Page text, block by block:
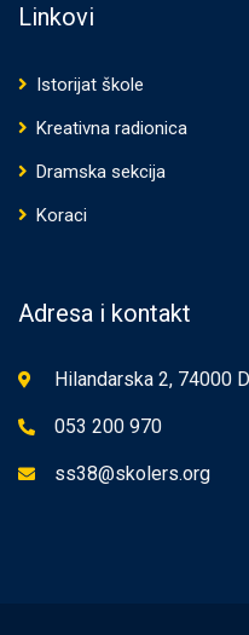
Linkovi
Istorijat škole
Kreativna radionica
Dramska sekcija
Koraci
Adresa i kontakt
Hilandarska 2, 74000
053 200 970
ss38@skolers.org